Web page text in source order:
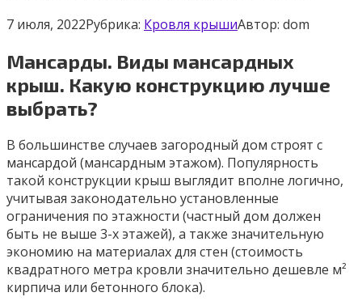
7 июля, 2022Рубрика: Кровля крышиАвтор: dom
Мансарды. Виды мансардных
крыш. Какую конструкцию лучше
выбрать?
В большинстве случаев загородный дом строят с
мансардой (мансардным этажом). Популярность
такой конструкции крыш выглядит вполне логично,
учитывая законодательно установленные
ограничения по этажности (частный дом должен
быть не выше 3-х этажей), а также значительную
экономию на материалах для стен (стоимость
квадратного метра кровли значительно дешевле м²
кирпича или бетонного блока).